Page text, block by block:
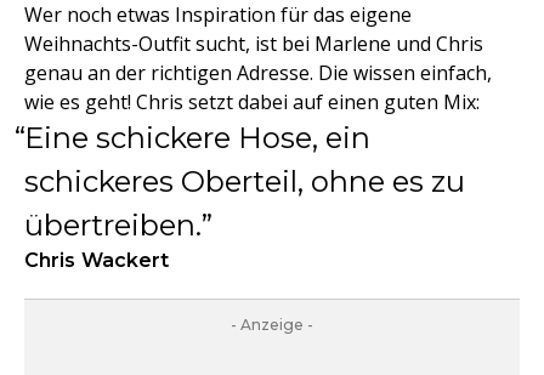
Wer noch etwas Inspiration für das eigene
Weihnachts-Outfit sucht, ist bei Marlene und Chris
genau an der richtigen Adresse. Die wissen einfach,
wie es geht! Chris setzt dabei auf einen guten Mix:
Eine schickere Hose, ein
schickeres Oberteil, ohne es zu
übertreiben.
Chris Wackert
- Anzeige -